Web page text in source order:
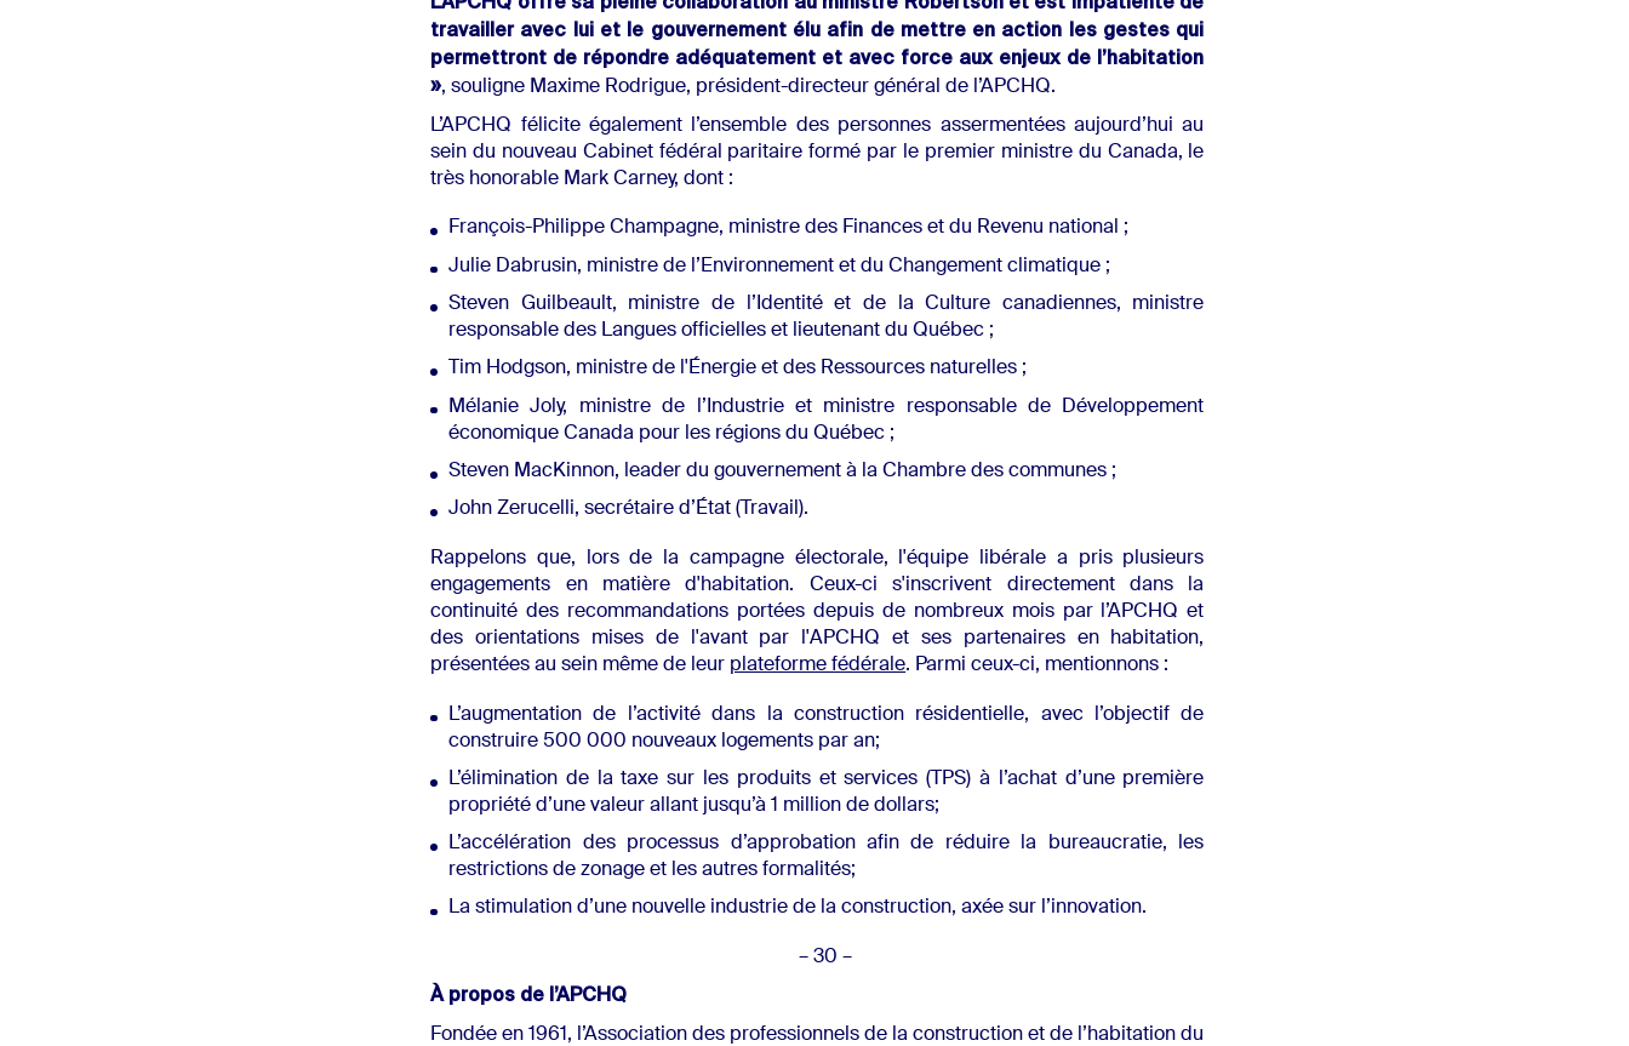
travailler avec lui et le gouvernement élu afin de mettre en action les gestes qui
permettront de répondre adéquatement et avec force aux enjeux de l’habitation
», souligne Maxime Rodrigue, président-directeur général de l’APCHQ.
L’APCHQ félicite également l’ensemble des personnes assermentées aujourd’hui au
sein du nouveau Cabinet fédéral paritaire formé par le premier ministre du Canada, le
très honorable Mark Carney, dont :
François-Philippe Champagne, ministre des Finances et du Revenu national ;
Julie Dabrusin, ministre de l’Environnement et du Changement climatique ;
Steven Guilbeault, ministre de l’Identité et de la Culture canadiennes, ministre
responsable des Langues officielles et lieutenant du Québec ;
Tim Hodgson, ministre de l'Énergie et des Ressources naturelles ;
Mélanie Joly, ministre de l’Industrie et ministre responsable de Développement
économique Canada pour les régions du Québec ;
Steven MacKinnon, leader du gouvernement à la Chambre des communes ;
John Zerucelli, secrétaire d’État (Travail).
Rappelons que, lors de la campagne électorale, l'équipe libérale a pris plusieurs
engagements en matière d'habitation. Ceux-ci s'inscrivent directement dans la
continuité des recommandations portées depuis de nombreux mois par l’APCHQ et
des orientations mises de l'avant par l'APCHQ et ses partenaires en habitation,
présentées au sein même de leur plateforme fédérale. Parmi ceux-ci, mentionnons :
L’augmentation de l’activité dans la construction résidentielle, avec l’objectif de
construire 500 000 nouveaux logements par an;
L’élimination de la taxe sur les produits et services (TPS) à l’achat d’une première
propriété d’une valeur allant jusqu’à 1 million de dollars;
L’accélération des processus d’approbation afin de réduire la bureaucratie, les
restrictions de zonage et les autres formalités;
La stimulation d’une nouvelle industrie de la construction, axée sur l’innovation.
– 30 –
À propos de l’APCHQ
Fondée en 1961, l’Association des professionnels de la construction et de l’habitation du